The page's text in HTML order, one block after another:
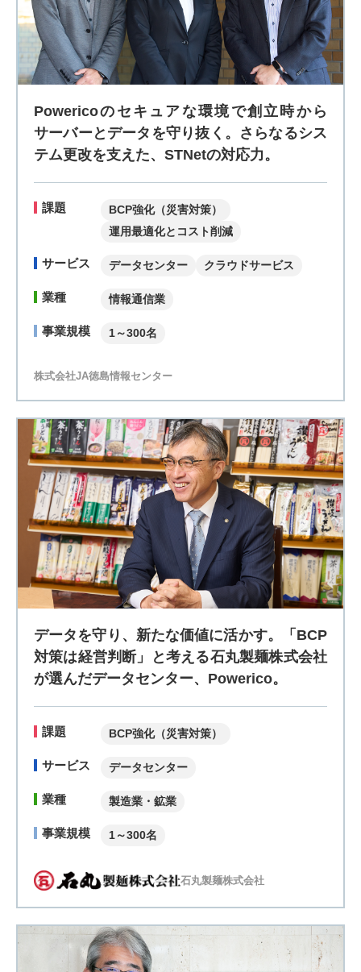
Powericoのセキュアな環境で創立時から
サーバーとデータを守り抜く。さらなるシス
テム更改を支えた、STNetの対応力。
課題
BCP強化（災害対策）
運用最適化とコスト削減
サービス データセンター クラウドサービス
業種 情報通信業
事業規模 1～300名
株式会社JA徳島情報センター
データを守り、新たな価値に活かす。「BCP
対策は経営判断」と考える石丸製麺株式会社
が選んだデータセンター、Powerico。
課題 BCP強化（災害対策）
サービス データセンター
業種 製造業・鉱業
事業規模 1～300名
石丸製麺株式会社